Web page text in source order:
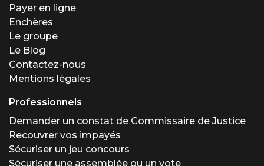
Payer en ligne
Enchères
Le groupe
Le Blog
Contactez-nous
Mentions légales
Professionnels
Demander un constat de Commissaire de Justice
Recouvrer vos impayés
Sécuriser un jeu concours
Sécuriser une assemblée ou un vote